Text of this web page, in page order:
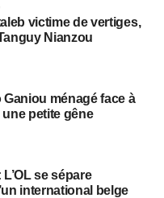
victime de vertiges,
Nianzou
Ganiou ménagé face à
petite gêne
se sépare
international belge